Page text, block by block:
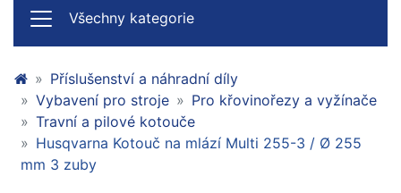
Všechny kategorie
Příslušenství a náhradní díly
Vybavení pro stroje
Pro křovinořezy a vyžínače
Travní a pilové kotouče
Husqvarna Kotouč na mlází Multi 255-3 / Ø 255
mm 3 zuby